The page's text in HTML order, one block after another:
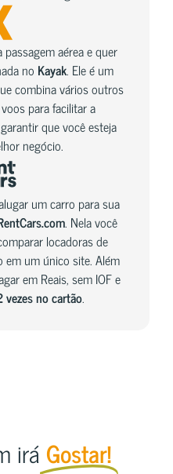
aérea e quer
no Kayak. Ele é um
combina vários outros
para facilitar a
que você esteja
negócio.
um carro para sua
. Nela você
locadoras de
um único site. Além
em Reais, sem IOF e
vezes no cartão.
irá Gostar!